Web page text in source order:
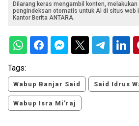
Dilarang keras mengambil konten,
pengindeksan otomatis untuk AI di situs web
Kantor Berita ANTARA.
Tags:
Wabup Banjar Said Said Idrus
Wabup Isra Mi'raj